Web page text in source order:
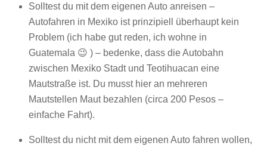
Solltest du mit dem eigenen Auto anreisen –
Autofahren in Mexiko ist prinzipiell überhaupt kein
Problem (ich habe gut reden, ich wohne in
Guatemala 😉 ) – bedenke, dass die Autobahn
zwischen Mexiko Stadt und Teotihuacan eine
Mautstraße ist. Du musst hier an mehreren
Mautstellen Maut bezahlen (circa 200 Pesos –
einfache Fahrt).
Solltest du nicht mit dem eigenen Auto fahren wollen,